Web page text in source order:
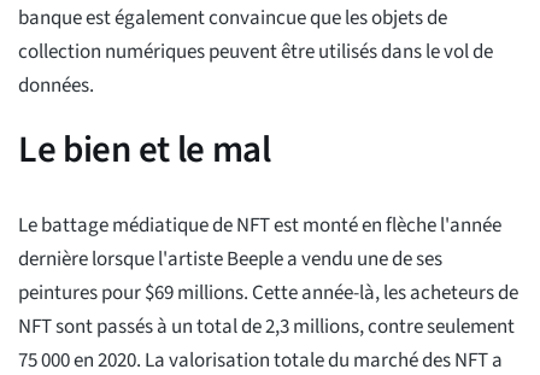
banque est également convaincue que les objets de
collection numériques peuvent être utilisés dans le vol de
données.
Le bien et le mal
Le battage médiatique de NFT est monté en flèche l'année
dernière lorsque l'artiste Beeple a vendu une de ses
peintures pour $69 millions. Cette année-là, les acheteurs de
NFT sont passés à un total de 2,3 millions, contre seulement
75 000 en 2020. La valorisation totale du marché des NFT a